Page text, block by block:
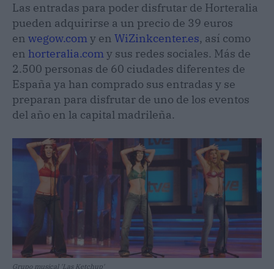
Las entradas para poder disfrutar de Horteralia
pueden adquirirse a un precio de 39 euros
en wegow.comy en WiZinkcenter.es, así como
en horteralia.comy sus redes sociales. Más de
2.500 personas de 60 ciudades diferentes de
España ya han comprado sus entradas y se
preparan para disfrutar de uno de los eventos
del año en la capital madrileña.
Grupo musical 'Las Ketchup'